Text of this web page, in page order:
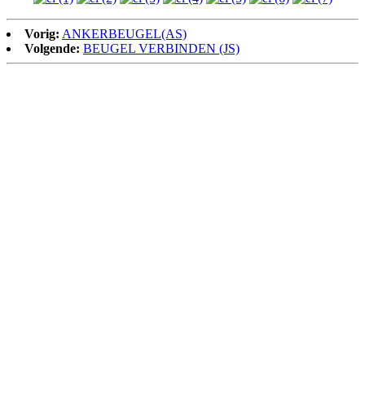
Vorig: ANKERBEUGEL(AS)
Volgende: BEUGEL VERBINDEN (JS)